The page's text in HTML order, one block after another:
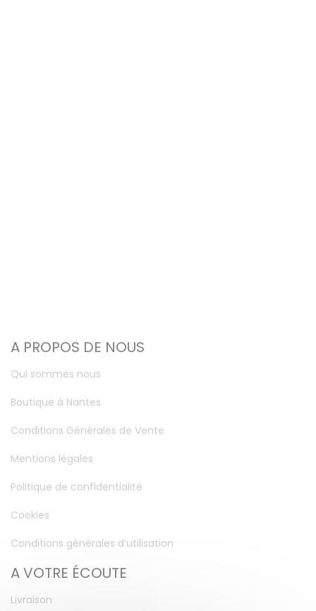
A PROPOS DE NOUS
Qui sommes nous
Boutique à Nantes
Conditions Générales de Vente
Mentions légales
Politique de confidentialité
Cookies
Conditions générales d’utilisation
A VOTRE ÉCOUTE
Livraison